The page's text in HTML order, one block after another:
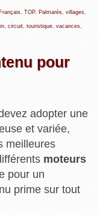
, TOP, Palmarès, villages,
, circuit, touristique, vacances,
pour
adopter une
et variée,
meilleures
moteurs
pour un
prime sur tout